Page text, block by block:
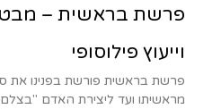
פרשת בראשית – מבט
וייעוץ פילוסופי
פרשת בראשית פורשת בפנינו את
מראשיתו ועד ליצירת האדם "בצלם